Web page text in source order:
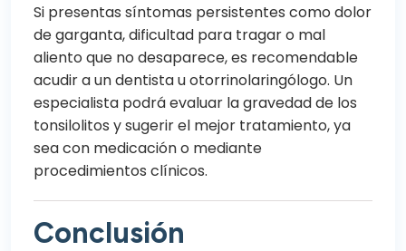
Si presentas síntomas persistentes como dolor
de garganta, dificultad para tragar o mal
aliento que no desaparece, es recomendable
acudir a un dentista u otorrinolaringólogo. Un
especialista podrá evaluar la gravedad de los
tonsilolitos y sugerir el mejor tratamiento, ya
sea con medicación o mediante
procedimientos clínicos.
Conclusión